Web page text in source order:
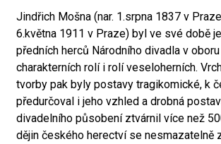
Jindřich Mošna (nar. 1.srpna 1837 v
6.května 1911 v Praze) byl ve své době
předních herců Národního divadla v
charakterních rolí i rolí veseloherních.
tvorby pak byly postavy tragikomické, k
předurčoval i jeho vzhled a drobná
divadelního působení ztvárnil více než
dějin českého herectví se nesmazatelně